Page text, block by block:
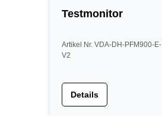
Testmonitor
Artikel Nr. VDA-DH-PFM900-E-
V2
Details